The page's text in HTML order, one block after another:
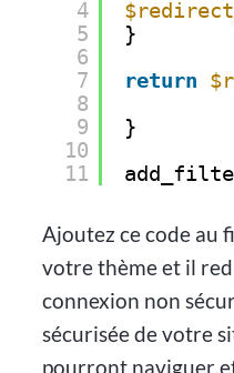
4
5
6
7
8
9
10
11
}
return
}
Ajoutez ce code au
votre thème et il
connexion non
sécurisée de votre
pourront naviguer